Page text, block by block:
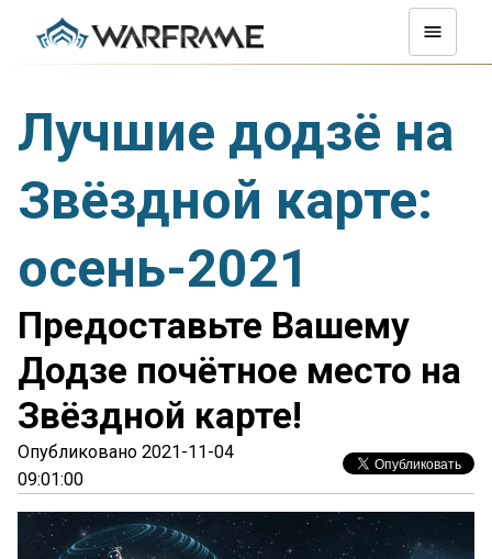
Лучшие додзё на
Звёздной карте:
осень-2021
Предоставьте Вашему
Додзе почётное место на
Звёздной карте!
Опубликовано 2021-11-04
09:01:00